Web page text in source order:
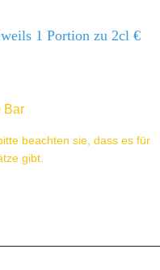
1 Portion zu 2cl €
Bar
beachten sie, dass es für
gibt.